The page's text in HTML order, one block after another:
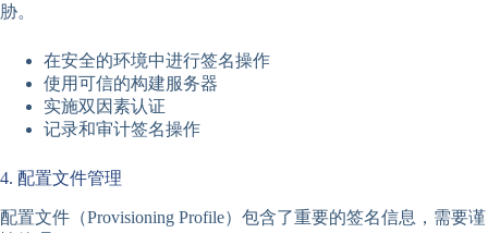
胁。
在安全的环境中进行签名操作
使用可信的构建服务器
实施双因素认证
记录和审计签名操作
4. 配置文件管理
配置文件（Provisioning Profile）包含了重要的签名信息，需要谨